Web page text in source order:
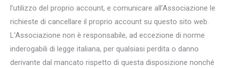
l’utilizzo del proprio account, e comunicare all’Associazione le
richieste di cancellare il proprio account su questo sito web.
L’Associazione non è responsabile, ad eccezione di norme
inderogabili di legge italiana, per qualsiasi perdita o danno
derivante dal mancato rispetto di questa disposizione nonché